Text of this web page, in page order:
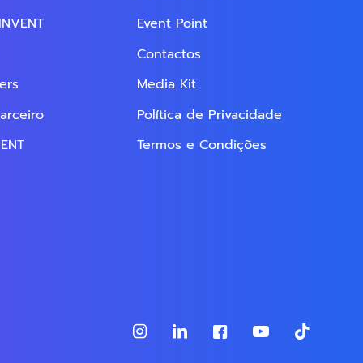
Event Point
Contactos
Media Kit
Política de Privacidade
Termos e Condições